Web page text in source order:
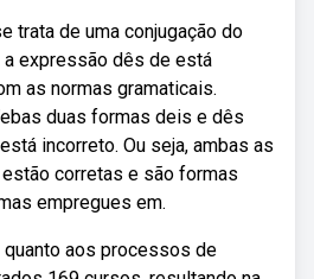
trata de uma conjugação do
a expressão dês de está
as normas gramaticais.
duas formas deis e dês
incorreto. Ou seja, ambas as
corretas e são formas
empregues em.
aos processos de